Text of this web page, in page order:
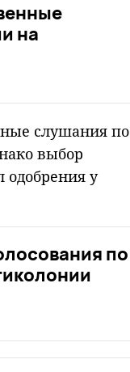
на
слушания по
выбор
одобрения у
по